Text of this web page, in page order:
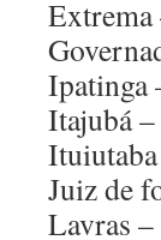
Extrema
Ipatinga
Itajubá
Juiz de
Lavras